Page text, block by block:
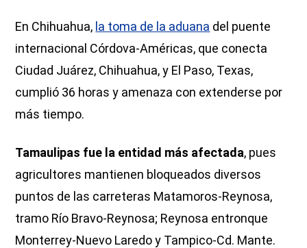
En Chihuahua, la toma de la aduana del puente
internacional Córdova-Américas, que conecta
Ciudad Juárez, Chihuahua, y El Paso, Texas,
cumplió 36 horas y amenaza con extenderse por
más tiempo.
Tamaulipas fue la entidad más afectada, pues
agricultores mantienen bloqueados diversos
puntos de las carreteras Matamoros-Reynosa,
tramo Río Bravo-Reynosa; Reynosa entronque
Monterrey-Nuevo Laredo y Tampico-Cd. Mante.